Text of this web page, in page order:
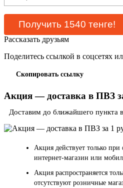
Рассказать друзьям
Поделитесь ссылкой в соцсетях
Скопировать ссылку
Акция — доставка в ПВЗ
Доставим до ближайшего пункта
Акция действует только при
интернет-магазин или
Акция распространяется
отсутствуют розничные